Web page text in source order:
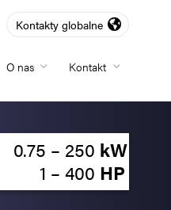
Kontakty globalne
O nas Kontakt
0.75 – 250 kW
1 – 400 HP